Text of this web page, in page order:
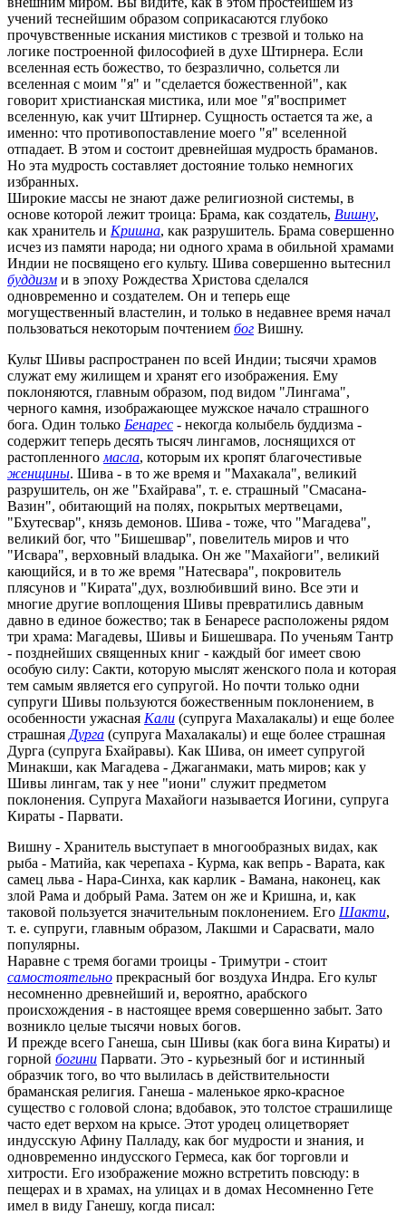
учений теснейшим образом соприкасаются глубоко
прочувственные искания мистиков с трезвой и только на
логике построенной философией в духе Штирнера. Если
вселенная есть божество, то безразлично, сольется ли
вселенная с моим "я" и "сделается божественной", как
говорит христианская мистика, или мое "я"воспримет
вселенную, как учит Штирнер. Сущность остается та же, а
именно: что противопоставление моего "я" вселенной
отпадает. В этом и состоит древнейшая мудрость браманов.
Но эта мудрость составляет достояние только немногих
избранных.
Широкие массы не знают даже религиозной системы, в
основе которой лежит троица: Брама, как создатель, Вишну,
как хранитель и Кришна, как разрушитель. Брама совершенно
исчез из памяти народа; ни одного храма в обильной храмами
Индии не посвящено его культу. Шива совершенно вытеснил
буддизм и в эпоху Рождества Христова сделался
одновременно и создателем. Он и теперь еще
могущественный властелин, и только в недавнее время начал
пользоваться некоторым почтением бог Вишну.
Культ Шивы распространен по всей Индии; тысячи храмов
служат ему жилищем и хранят его изображения. Ему
поклоняются, главным образом, под видом "Лингама",
черного камня, изображающее мужское начало страшного
бога. Один только Бенарес - некогда колыбель буддизма -
содержит теперь десять тысяч лингамов, лоснящихся от
растопленногомасла, которым их кропят благочестивые
женщины. Шива - в то же время и "Махакала", великий
разрушитель, он же "Бхайрава", т. е. страшный "Смасана-
Вазин", обитающий на полях, покрытых мертвецами,
"Бхутесвар", князь демонов. Шива - тоже, что "Магадева",
великий бог, что "Бишешвар", повелитель миров и что
"Исвара", верховный владыка. Он же "Махайоги", великий
кающийся, и в то же время "Натесвара", покровитель
плясунов и "Кирата",дух, возлюбивший вино. Все эти и
многие другие воплощения Шивы превратились давным
давно в единое божество; так в Бенаресе расположены рядом
три храма: Магадевы, Шивы и Бишешвара. По ученьям Тантр
- позднейших священных книг - каждый бог имеет свою
особую силу: Сакти, которую мыслят женского пола и которая
тем самым является его супругой. Но почти только одни
супруги Шивы пользуются божественным поклонением, в
особенности ужасная Кали (супруга Махалакалы) и еще более
страшнаяДурга (супруга Махалакалы) и еще более страшная
Дурга (супруга Бхайравы). Как Шива, он имеет супругой
Минакши, как Магадева - Джаганмаки, мать миров; как у
Шивы лингам, так у нее "иони" служит предметом
поклонения. Супруга Махайоги называется Иогини, супруга
Кираты - Парвати.
Вишну - Хранитель выступает в многообразных видах, как
рыба - Матийа, как черепаха - Курма, как вепрь - Варата, как
самец льва - Нара-Синха, как карлик - Вамана, наконец, как
злой Рама и добрый Рама. Затем он же и Кришна, и, как
таковой пользуется значительным поклонением. Его Шакти,
т. е. супруги, главным образом, Лакшми и Сарасвати, мало
популярны.
Наравне с тремя богами троицы - Тримутри - стоит
самостоятельно прекрасный бог воздуха Индра. Его культ
несомненно древнейший и, вероятно, арабского
происхождения - в настоящее время совершенно забыт. Зато
возникло целые тысячи новых богов.
И прежде всего Ганеша, сын Шивы (как бога вина Кираты) и
горной богини Парвати. Это - курьезный бог и истинный
образчик того, во что вылилась в действительности
браманская религия. Ганеша - маленькое ярко-красное
существо с головой слона; вдобавок, это толстое страшилище
часто едет верхом на крысе. Этот уродец олицетворяет
индусскую Афину Палладу, как бог мудрости и знания, и
одновременно индусского Гермеса, как бог торговли и
хитрости. Его изображение можно встретить повсюду: в
пещерах и в храмах, на улицах и в домах Несомненно Гете
имел в виду Ганешу, когда писал: